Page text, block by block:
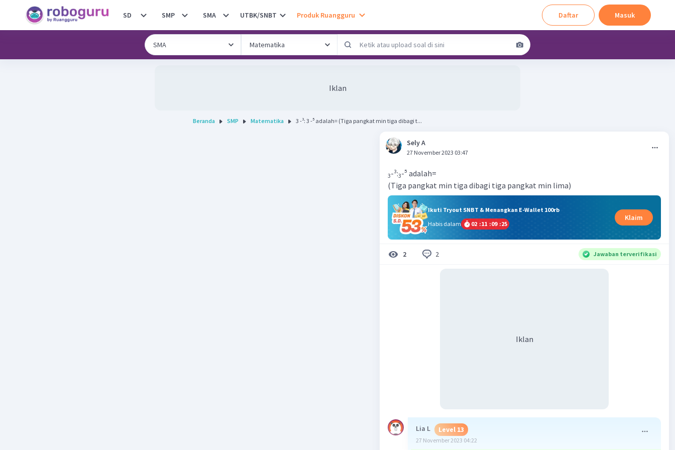
SD SMP SMA UTBK/SNBT Produk Ruangguru Daftar Masuk
Iklan
Beranda SMP Matematika 3 -³: 3 -⁵ adalah= (Tiga pangkat min tiga dibagi t...
Sely A
27 November 2023 03:47
3-³:3-⁵ adalah=
(Tiga pangkat min tiga dibagi tiga pangkat min lima)
Ikuti Tryout SNBT & Menangkan E-Wallet 100rb
Habis dalam
02 :11 :09 :25
Klaim
2 2 Jawaban terverifikasi
Iklan
Lia L Level 13
27 November 2023 04:22